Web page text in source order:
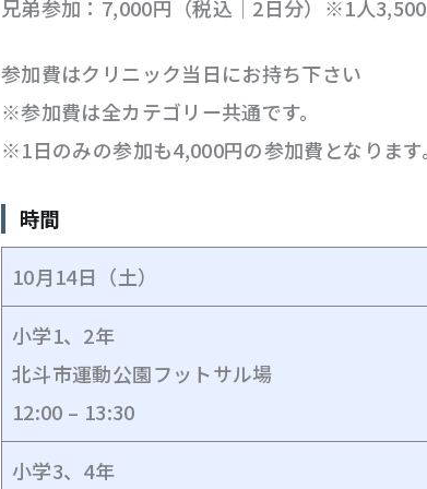
兄弟参加：7,000円（税込｜2日分）※1人
参加費はクリニック当日にお持ち下さい
※参加費は全カテゴリー共通です。
※1日のみの参加も4,000円の参加費となります
時間
10月14日（土）
小学1、2年
北斗市運動公園フットサル場
12:00 – 13:30
小学3、4年